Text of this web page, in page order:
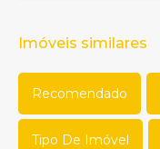
Imóveis similares
Recomendado
Tipo De Imóvel